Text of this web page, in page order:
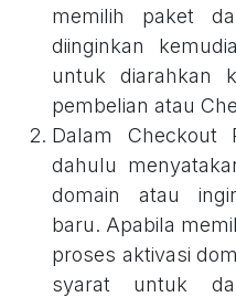
memilih paket
diinginkan
untuk diarahkan
pembelian atau
Dalam Checkout
dahulu
domain atau
baru. Apabila
proses aktivasi
syarat untuk